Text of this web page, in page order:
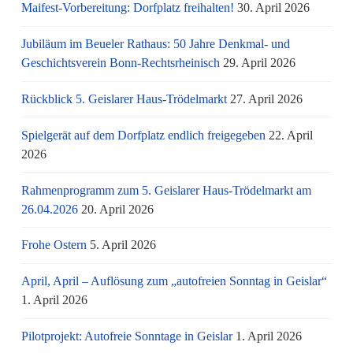
Maifest-Vorbereitung: Dorfplatz freihalten! 30. April 2026
Jubiläum im Beueler Rathaus: 50 Jahre Denkmal- und
Geschichtsverein Bonn-Rechtsrheinisch 29. April 2026
Rückblick 5. Geislarer Haus-Trödelmarkt 27. April 2026
Spielgerät auf dem Dorfplatz endlich freigegeben 22. April
2026
Rahmenprogramm zum 5. Geislarer Haus-Trödelmarkt am
26.04.2026 20. April 2026
Frohe Ostern 5. April 2026
April, April – Auflösung zum „autofreien Sonntag in Geislar“
1. April 2026
Pilotprojekt: Autofreie Sonntage in Geislar 1. April 2026